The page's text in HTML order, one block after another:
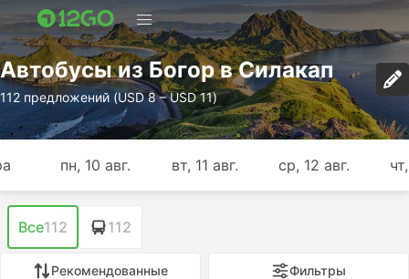
Автобусы из Богор в Силакап
112 предложений (USD 8 – USD 11)
пн, 10 авг. вт, 11 авг. ср, 12 авг.
Все112 112
Рекомендованные Фильтры